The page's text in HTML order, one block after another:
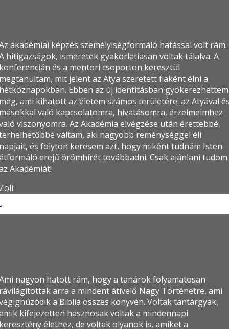
akadémiai képzés személyiségformáló hatással volt rám.
hitigazságok, ismeretek gyakorlatiasan voltak tálalva. A
és a mentori csoporton keresztül
mit jelent az Atya szeretett fiaként élni a
Ebben az új identitásban gyökerezhettem
ami kihatott az életem számos területére: az Atyával
való kapcsolatomra, hivatásomra, érzelmeimhez
viszonyomra. Az Akadémia elvégzése után érettebbé,
váltam, aki nagyobb reménységgel éli
és folyton keresem azt, hogy miként tudnám Isten
erejű örömhírét továbbadni. Csak ajánlani tudom
Akadémiát!
nagyon hatott rám, hogy a tanárok folyamatosan
arra a mindent átívelő Nagy Történetre, ami
a Biblia összes könyvén. Voltak tantárgyak,
kifejezetten hasznosak voltak a mindennapi
élethez, de voltak olyanok is, amiket a